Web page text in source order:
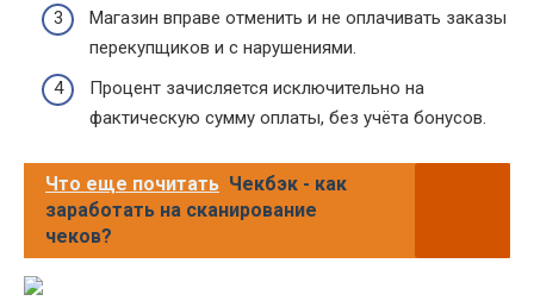
Магазин вправе отменить и не оплачивать заказы
перекупщиков и с нарушениями.
Процент зачисляется исключительно на
фактическую сумму оплаты, без учёта бонусов.
Что еще почитать Чекбэк - как
заработать на сканирование
чеков?